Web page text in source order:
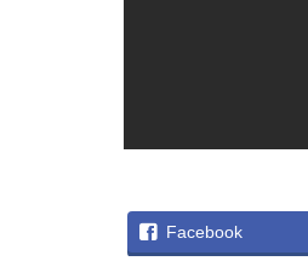
Facebook